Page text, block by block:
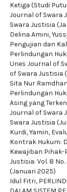
Ketiga (Studi
Journal of Swara
Swara Justisia
Delina Amini,
Pengujian dan
Perlindungan
Unes Journal of
of Swara Justisia
Sita Nur
Perlindungan
Asing yang
Journal of Swara
Swara Justisia
Kurdi, Yamin,
Kontrak Hukum:
Kewajiban Pihak-
Justisia: Vol. 8
(Januari 2025)
Idul Fitri,